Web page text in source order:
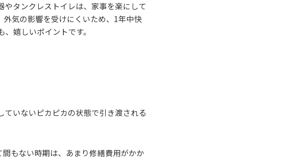
タンクレストイレは、家事を楽にして
外気の影響を受けにくいため、1年中快
嬉しいポイントです。
いないピカピカの状態で引き渡される
もない時期は、あまり修繕費用がかか